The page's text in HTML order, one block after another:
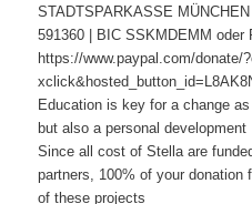
STADTSPARKASSE
591360 | BIC SSKMDEMM oder
https://www.paypal.com/donate/
Education is key for a change
but also a personal development
Since all cost of Stella are
partners, 100% of your
of these projects